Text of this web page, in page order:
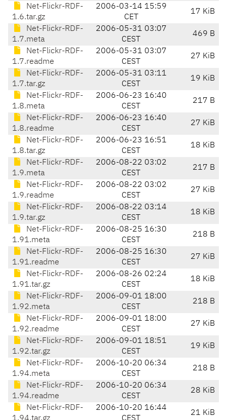
Net-Flickr-RDF-
1.6.tar.gz
2006-03-14 15:59
CET
17 KiB
Net-Flickr-RDF-
1.7.meta
2006-05-31 03:07
CEST
469 B
Net-Flickr-RDF-
1.7.readme
2006-05-31 03:07
CEST
27 KiB
Net-Flickr-RDF-
1.7.tar.gz
2006-05-31 03:11
CEST
19 KiB
Net-Flickr-RDF-
1.8.meta
2006-06-23 16:40
CEST
217 B
Net-Flickr-RDF-
1.8.readme
2006-06-23 16:40
CEST
27 KiB
Net-Flickr-RDF-
1.8.tar.gz
2006-06-23 16:51
CEST
18 KiB
Net-Flickr-RDF-
1.9.meta
2006-08-22 03:02
CEST
217 B
Net-Flickr-RDF-
1.9.readme
2006-08-22 03:02
CEST
27 KiB
Net-Flickr-RDF-
1.9.tar.gz
2006-08-22 03:14
CEST
18 KiB
Net-Flickr-RDF-
1.91.meta
2006-08-25 16:30
CEST
218 B
Net-Flickr-RDF-
1.91.readme
2006-08-25 16:30
CEST
27 KiB
Net-Flickr-RDF-
1.91.tar.gz
2006-08-26 02:24
CEST
18 KiB
Net-Flickr-RDF-
1.92.meta
2006-09-01 18:00
CEST
218 B
Net-Flickr-RDF-
1.92.readme
2006-09-01 18:00
CEST
27 KiB
Net-Flickr-RDF-
1.92.tar.gz
2006-09-01 18:51
CEST
19 KiB
Net-Flickr-RDF-
1.94.meta
2006-10-20 06:34
CEST
218 B
Net-Flickr-RDF-
1.94.readme
2006-10-20 06:34
CEST
28 KiB
Net-Flickr-RDF-
2006-10-20 16:44
21 KiB